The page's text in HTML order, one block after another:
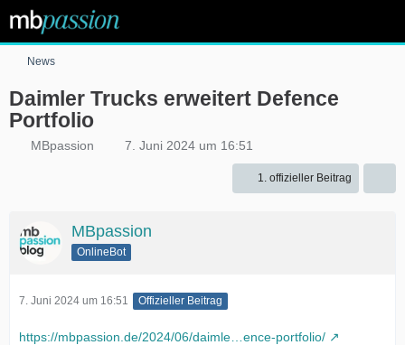
News
Daimler Trucks erweitert Defence
Portfolio
MBpassion 7. Juni 2024 um 16:51
1. offizieller Beitrag
MBpassion
OnlineBot
7. Juni 2024 um 16:51 Offizieller Beitrag
https://mbpassion.de/2024/06/daimle…ence-portfolio/